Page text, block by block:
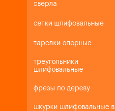
сверла
сетки шлифовальные
тарелки опорные
треугольники
шлифовальные
фрезы по дереву
шкурки шлифовальные в